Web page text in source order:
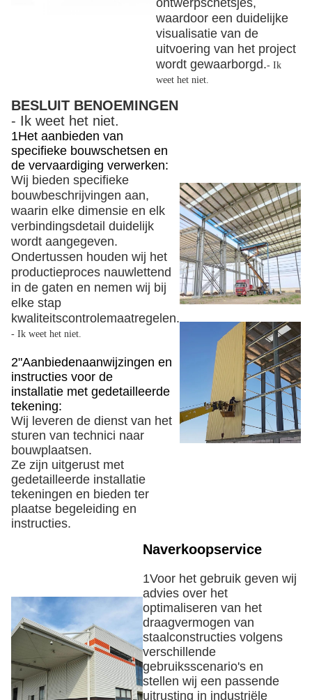
ontwerpschetsjes,
waardoor een duidelijke
visualisatie van de
uitvoering van het project
wordt gewaarborgd.- Ik
weet het niet.
BESLUIT BENOEMINGEN
- Ik weet het niet.
1Het aanbieden van
specifieke bouwschetsen en
de vervaardiging verwerken:
Wij bieden specifieke
bouwbeschrijvingen aan,
waarin elke dimensie en elk
verbindingsdetail duidelijk
wordt aangegeven.
Ondertussen houden wij het
productieproces nauwlettend
in de gaten en nemen wij bij
elke stap
kwaliteitscontrolemaatregelen.
- Ik weet het niet.
2"Aanbiedenaanwijzingen en
instructies voor de
installatie met gedetailleerde
tekening:
Wij leveren de dienst van het
sturen van technici naar
bouwplaatsen.
Ze zijn uitgerust met
gedetailleerde installatie
tekeningen en bieden ter
plaatse begeleiding en
instructies.
Naverkoopservice
1Voor het gebruik geven wij
advies over het
optimaliseren van het
draagvermogen van
staalconstructies volgens
verschillende
gebruiksscenario's en
stellen wij een passende
uitrusting in industriële